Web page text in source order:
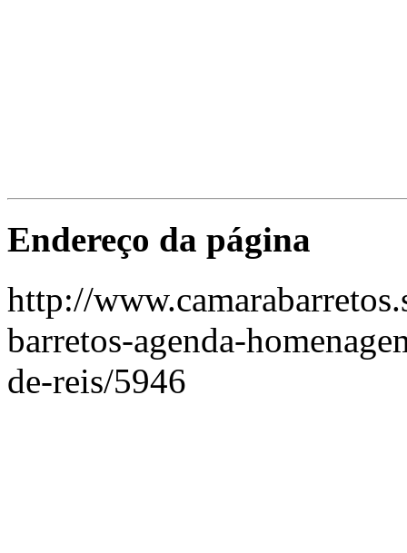
Endereço da página
http://
barretos-agenda-
de-reis/5946